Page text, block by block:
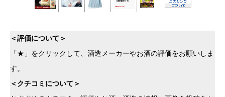
＜評価について＞
「★」をクリックして、酒造メーカーやお酒の評価をお願いしま
す。
＜クチコミについて＞